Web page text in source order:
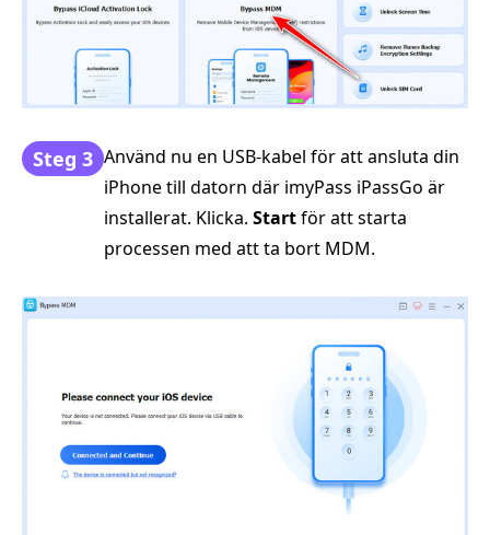
Steg 3 Använd nu en USB-kabel för att ansluta din
iPhone till datorn där imyPass iPassGo är
installerat. Klicka. Startför att starta
processen med att ta bort MDM.